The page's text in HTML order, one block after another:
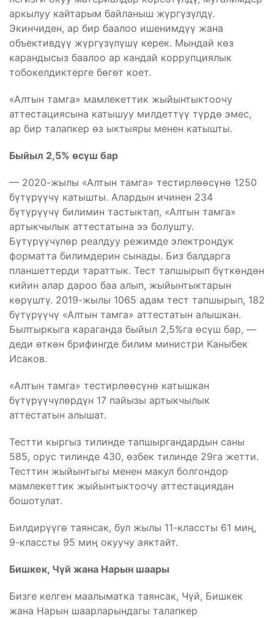
аркылуу кайтарым байланыш жүргүзүлдү.
Экинчиден, ар бир баалоо ишенимдүү жана
объективдүү жүргүзүлүшү керек. Мындай кѳз
карандысыз баалоо ар кандай коррупциялык
тобокелдиктерге бѳгѳт коет.
«Алтын тамга» мамлекеттик жыйынтыктоочу
аттестациясына катышуу милдеттүү түрдѳ эмес,
ар бир талапкер ѳз ыктыяры менен катышты.
Быйыл 2,5% өсүш бар
— 2020-жылы «Алтын тамга» тестирлөөсүнө 1250
бүтүрүүчү катышты. Алардын ичинен 234
бүтүрүүчү билимин тастыктап, «Алтын тамга»
артыкчылык аттестатына ээ болушту.
Бүтүрүүчүлөр реалдуу режимде электрондук
форматта билимдерин сынады. Биз балдарга
планшеттерди тараттык. Тест тапшырып бүткөндөн
кийин алар дароо баа алып, жыйынтыктарын
көрүштү. 2019-жылы 1065 адам тест тапшырып, 182
бүтүрүүчү «Алтын тамга» аттестатын алышкан.
Былтыркыга караганда быйыл 2,5%га өсүш бар, —
деди өткөн брифингде билим министри Каныбек
Исаков.
«Алтын тамга» тестирлөөсүнө катышкан
бүтүрүүчүлөрдүн 17 пайызы артыкчылык
аттестатын алышат.
Тестти кыргыз тилинде тапшыргандардын саны
585, орус тилинде 430, өзбек тилинде 29га жетти.
Тесттин жыйынтыгы менен макул болгондор
мамлекеттик жыйынтыктоочу аттестациядан
бошотулат.
Билдирүүгө таянсак, бул жылы 11-классты 61 миң,
9-классты 95 миң окуучу аяктайт.
Бишкек, Чүй жана Нарын шаары
Бизге келген маалыматка таянсак, Чүй, Бишкек
жана Нарын шаарларындагы талапкер